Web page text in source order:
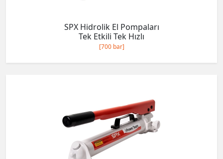
SPX Hidrolik El Pompaları
Tek Etkili Tek Hızlı
[700 bar]